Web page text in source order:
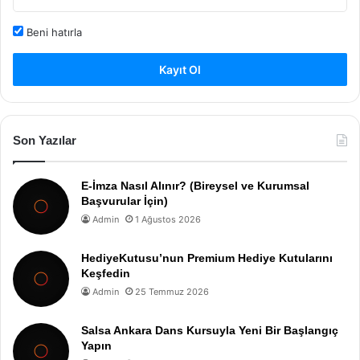
Beni hatırla
Kayıt Ol
Son Yazılar
E-İmza Nasıl Alınır? (Bireysel ve Kurumsal
Başvurular İçin)
Admin 1 Ağustos 2026
HediyeKutusu’nun Premium Hediye Kutularını
Keşfedin
Admin 25 Temmuz 2026
Salsa Ankara Dans Kursuyla Yeni Bir Başlangıç
Yapın